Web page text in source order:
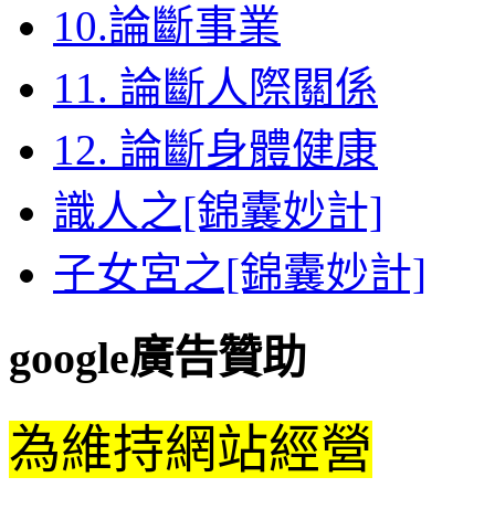
10.論斷事業
11. 論斷人際關係
12. 論斷身體健康
識人之[錦囊妙計]
子女宮之[錦囊妙計]
google廣告贊助
為維持網站經營